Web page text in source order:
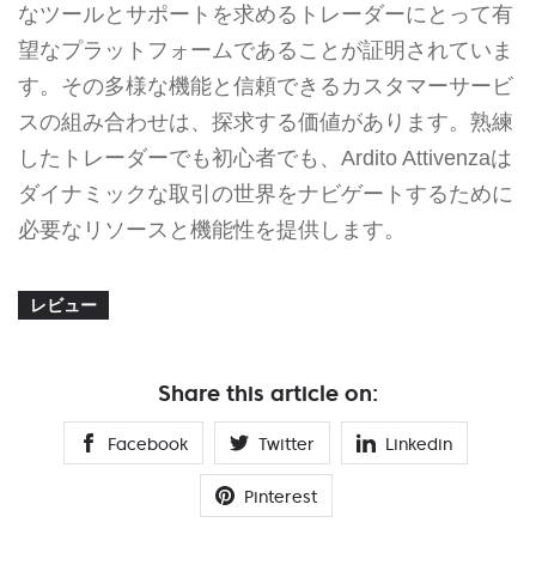
なツールとサポートを求めるトレーダーにとって有
望なプラットフォームであることが証明されていま
す。その多様な機能と信頼できるカスタマーサービ
スの組み合わせは、探求する価値があります。熟練
したトレーダーでも初心者でも、Ardito Attivenzaは
ダイナミックな取引の世界をナビゲートするために
必要なリソースと機能性を提供します。
レビュー
Share this article on:
Facebook Twitter Linkedin
Pinterest